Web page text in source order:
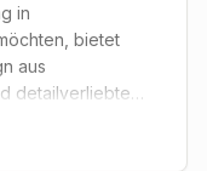
in
bietet
aus
detailverliebte